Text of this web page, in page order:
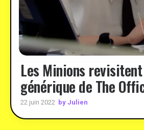
Les Minions
générique de The
22 juin 2022 by Julien